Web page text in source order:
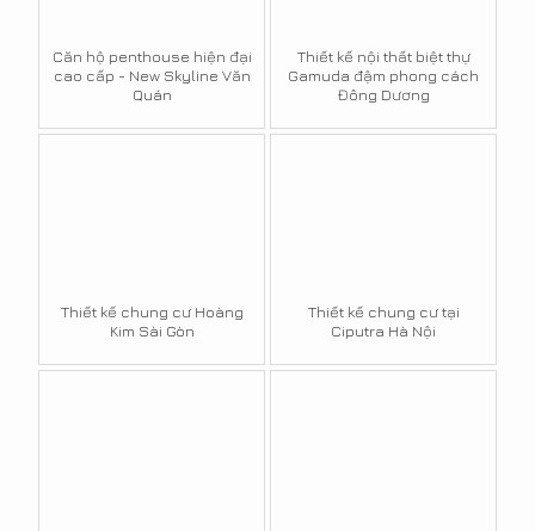
Căn hộ penthouse hiện đại
cao cấp - New Skyline Văn
Quán
Thiết kế nội thất biệt thự
Gamuda đậm phong cách
Đông Dương
Thiết kế chung cư Hoàng
Kim Sài Gòn
Thiết kế chung cư tại
Ciputra Hà Nội